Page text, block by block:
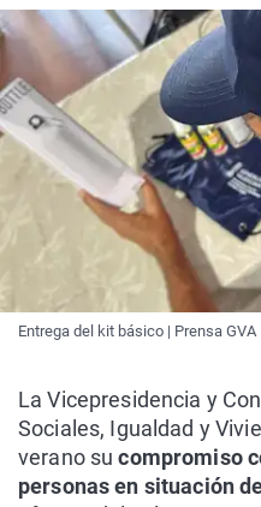
Entrega del kit básico | Prensa GVA
La Vicepresidencia y
Sociales, Igualdad y
verano sucompromiso
personas en situación